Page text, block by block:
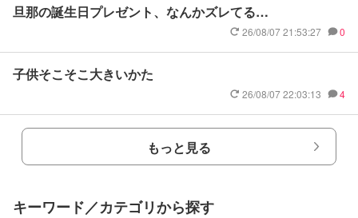
旦那の誕生日プレゼント、なんかズレてる…
26/08/07 21:53:27 0
子供そこそこ大きいかた
26/08/07 22:03:13 4
もっと見る
キーワード／カテゴリから探す